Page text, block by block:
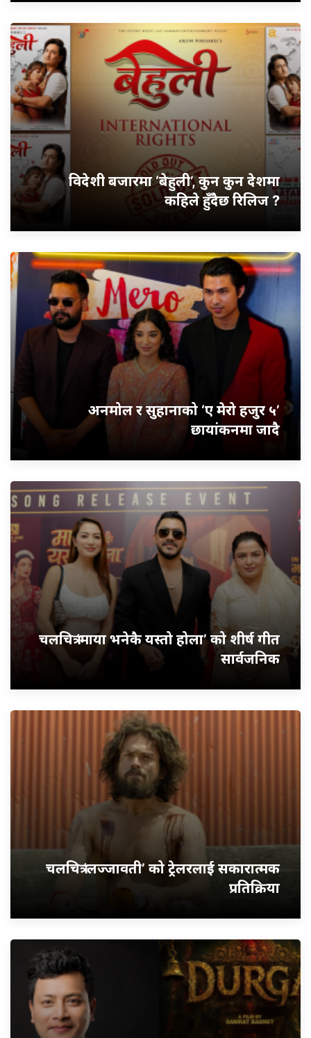
विदेशी बजारमा ‘बेहुली’, कुन कुन देशमा
कहिले हुँदैछ रिलिज ?
अनमोल र सुहानाको ‘ए मेरो हजुर ५’
छायांकनमा जादै
चलचित्र ‘माया भनेकै यस्तो होला’ को शीर्ष गीत
सार्वजनिक
चलचित्र ‘लज्जावती’ को ट्रेलरलाई सकारात्मक
प्रतिक्रिया